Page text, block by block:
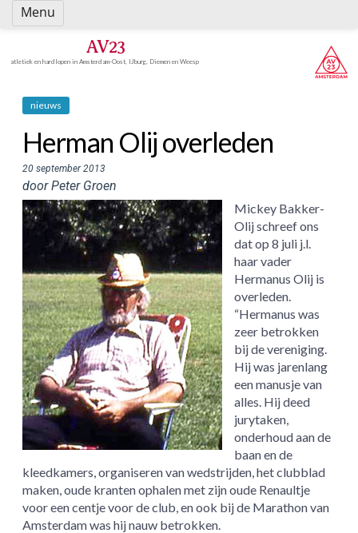
Spring
naar
AV23
atletiek en hardlopen in Amsterdam-Oost, IJburg, Diemen en Weesp
nieuws
Herman Olij overleden
20 september 2013
door Peter Groen
Mickey Bakker-
Olij schreef ons
dat op 8 juli j.l.
haar vader
Hermanus Olij is
overleden.
“Hermanus was
zeer betrokken
bij de vereniging.
Hij was jarenlang
een manusje van
alles. Hij deed
jurytaken,
onderhoud aan de
baan en de
kleedkamers, organiseren van wedstrijden, het clubblad
maken, oude kranten ophalen met zijn oude Renaultje
voor een centje voor de club, en ook bij de Marathon van
Amsterdam was hij nauw betrokken.
Menu